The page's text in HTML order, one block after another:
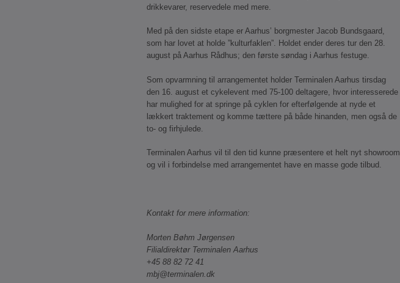
drikkevarer, reservedele med mere.
Med på den sidste etape er Aarhus’ borgmester Jacob Bundsgaard,
som har lovet at holde ”kulturfaklen”. Holdet ender deres tur den 28.
august på Aarhus Rådhus; den første søndag i Aarhus festuge.
Som opvarmning til arrangementet holder Terminalen Aarhus tirsdag
den 16. august et cykelevent med 75-100 deltagere, hvor interesserede
har mulighed for at springe på cyklen for efterfølgende at nyde et
lækkert traktement og komme tættere på både hinanden, men også de
to- og firhjulede.
Terminalen Aarhus vil til den tid kunne præsentere et helt nyt showroom
og vil i forbindelse med arrangementet have en masse gode tilbud.
Kontakt for mere information:
Morten Bøhm Jørgensen
Filialdirektør Terminalen Aarhus
+45 88 82 72 41
mbj@terminalen.dk